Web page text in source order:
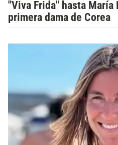
"Viva Frida" hasta
primera dama de Corea